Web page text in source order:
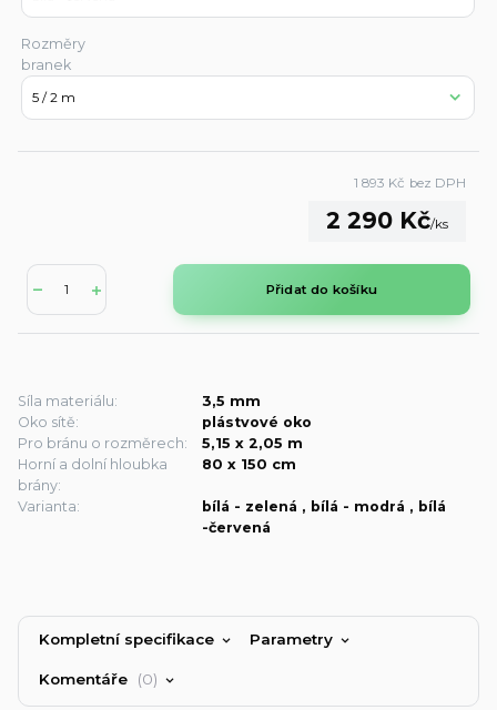
Rozměry
branek
2 290 Kč/ks
1 893 Kč bez DPH
Přidat do košíku
Síla materiálu:
3,5 mm
Oko sítě:
plástvové oko
Pro bránu o rozměrech:
5,15 x 2,05 m
Horní a dolní hloubka
brány:
80 x 150 cm
Varianta:
bílá - zelená , bílá - modrá , bílá
-červená
Kompletní specifikace Parametry
Komentáře 0